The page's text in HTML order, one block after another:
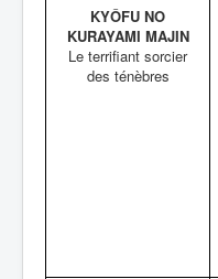
KYÔFU NO
KURAYAMI MAJIN
Le terrifiant sorcier
des ténèbres